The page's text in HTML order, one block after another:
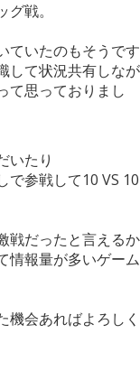
戦。
ていたのもそうです
して状況共有しなが
て思っておりまし
いたり
で参戦して10 VS 10
戦だったと言えるか
情報量が多いゲーム
機会あればよろしく